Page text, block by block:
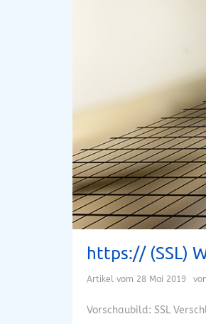
https:// (SSL)
Artikel vom 28 Mai 2019 von
Vorschaubild: SSL